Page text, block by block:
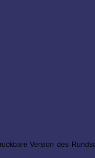
Version des